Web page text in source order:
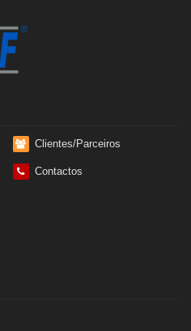
Clientes/Parceiros
Contactos